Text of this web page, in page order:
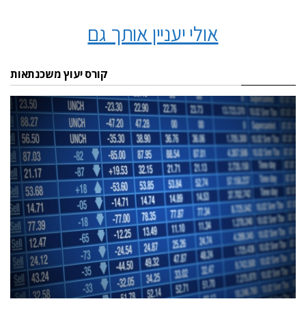
אולי יעניין אותך גם
קורס יעוץ משכנתאות